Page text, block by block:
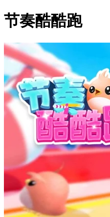
节奏酷酷跑